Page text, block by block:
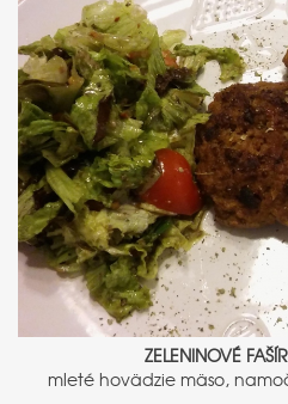
ZELENINOVÉ
mleté hovädzie mäso,